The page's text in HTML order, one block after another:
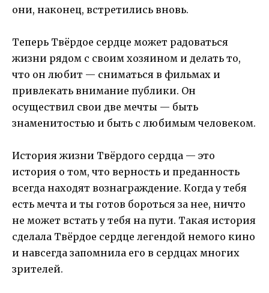
они, наконец, встретились вновь.
Теперь Твёрдое сердце может радоваться
жизни рядом с своим хозяином и делать то,
что он любит — сниматься в фильмах и
привлекать внимание публики. Он
осуществил свои две мечты — быть
знаменитостью и быть с любимым человеком.
История жизни Твёрдого сердца — это
история о том, что верность и преданность
всегда находят вознаграждение. Когда у тебя
есть мечта и ты готов бороться за нее, ничто
не может встать у тебя на пути. Такая история
сделала Твёрдое сердце легендой немого кино
и навсегда запомнила его в сердцах многих
зрителей.